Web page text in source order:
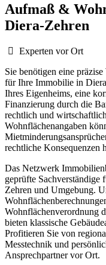
Aufmaß &
Diera-Zehren
Experten vor Ort
Sie benötigen eine
für Ihre Immobilie in
Ihres Eigenheims, eine
Finanzierung durch die
rechtlich und
Wohnflächenangaben
rechtliche Konsequenzen
Das Netzwerk
geprüfte Sachverständige
Zehren und Umgebung.
Wohnflächenverordnung
bieten klassische
Profitieren Sie von
Messtechnik und
Ansprechpartner vor Ort.